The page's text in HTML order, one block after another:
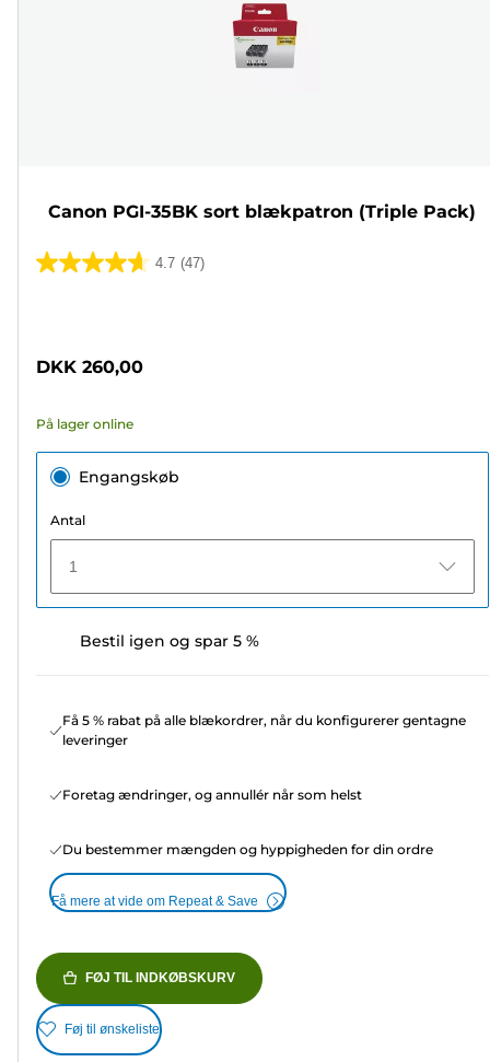
Canon PGI-35BK sort blækpatron (Triple Pack)
4.7 (47)
4.7
stjerner.
anmeldelser
DKK 260,00
På lager online
Engangskøb
Antal
1
Bestil igen og spar 5 %
Få 5 % rabat på alle blækordrer, når du konfigurerer gentagne
leveringer
Foretag ændringer, og annullér når som helst
Du bestemmer mængden og hyppigheden for din ordre
Få mere at vide om Repeat & Save
FØJ TIL INDKØBSKURV
Føj til ønskeliste